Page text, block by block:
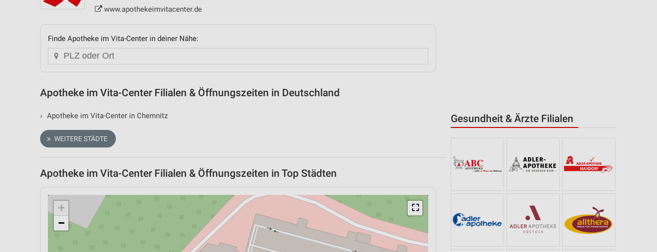
Gesundheit & Ärzte Filialen
www.apothekeimvitacenter.de
Finde Apotheke im Vita-Center in deiner Nähe:
Apotheke im Vita-Center Filialen & Öffnungszeiten in Deutschland
› Apotheke im Vita-Center in Chemnitz
WEITERE STÄDTE
Apotheke im Vita-Center Filialen & Öffnungszeiten in Top Städten
⛶
+
−